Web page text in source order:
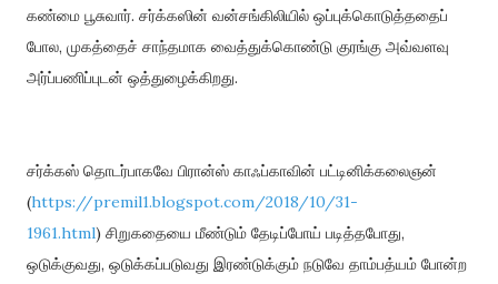
கண்மை பூசுவார். சர்க்கஸின் வன்சங்கிலியில் ஒப்புக்கொடுத்ததைப்
போல, முகத்தைச் சாந்தமாக வைத்துக்கொண்டு குரங்கு அவ்வளவு
அர்ப்பணிப்புடன் ஒத்துழைக்கிறது.
சர்க்கஸ் தொடர்பாகவே பிரான்ஸ் காஃப்காவின் பட்டினிக்கலைஞன்
(https://premil1.blogspot.com/2018/10/31-
1961.html) சிறுகதையை மீண்டும் தேடிப்போய் படித்தபோது,
ஒடுக்குவது, ஒடுக்கப்படுவது இரண்டுக்கும் நடுவே தாம்பத்யம் போன்ற